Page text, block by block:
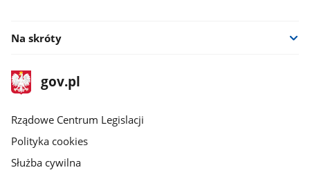
Na skróty
stopka
gov.plStrona
gov.pl
Rządowe Centrum Legislacji
Polityka cookies
Służba cywilna